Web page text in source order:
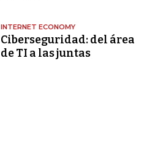
INTERNET ECONOMY
Ciberseguridad: del área
de TI a las juntas